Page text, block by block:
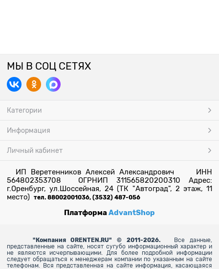
МЫ В СОЦ СЕТЯХ
Категории
Информация
Личный кабинет
ИП Веретенников Алексей Александрович ИНН
564802353708 ОГРНИП 311565820200310 Адрес:
г.Оренбург, ул.Шоссейная, 24 (ТК "Автоград", 2 этаж, 11
место) тел. 88002001036, (3532) 487-056
ПлатформаAdvantShop
" Компания ORENTEN.RU" © 2011-2026.
Все данные,
представленные на сайте, носят сугубо информационный характер и
не являются исчерпывающими. Для более подробной информации
следует обращаться к менеджерам компании по указанным на сайте
телефонам. Вся представленная на сайте информация, касающаяся